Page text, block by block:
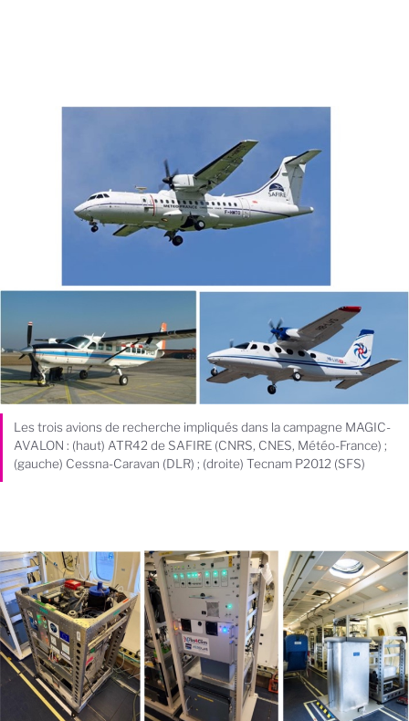
Les trois avions de recherche impliqués dans la campagne MAGIC-
AVALON : (haut) ATR42 de SAFIRE (CNRS, CNES, Météo-France) ;
(gauche) Cessna-Caravan (DLR) ; (droite) Tecnam P2012 (SFS)